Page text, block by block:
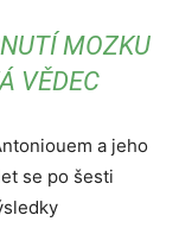
MOZKU
VĚDEC
a jeho
se po šesti